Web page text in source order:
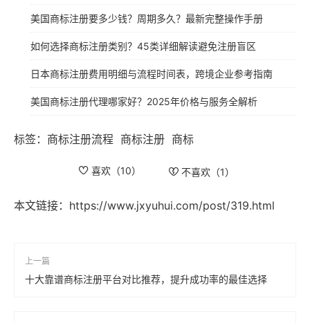
美国商标注册要多少钱？周期多久？最新完整操作手册
如何选择商标注册类别？45类详细解读避免注册盲区
日本商标注册费用明细与流程时间表，跨境企业参考指南
美国商标注册代理哪家好？2025年价格与服务全解析
标签： 商标注册流程 商标注册 商标
喜欢（10） 不喜欢（1）
本文链接： https://www.jxyuhui.com/post/319.html
上一篇
十大靠谱商标注册平台对比推荐，提升成功率的最佳选择